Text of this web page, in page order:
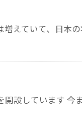
えていて、日本
開設しています 今